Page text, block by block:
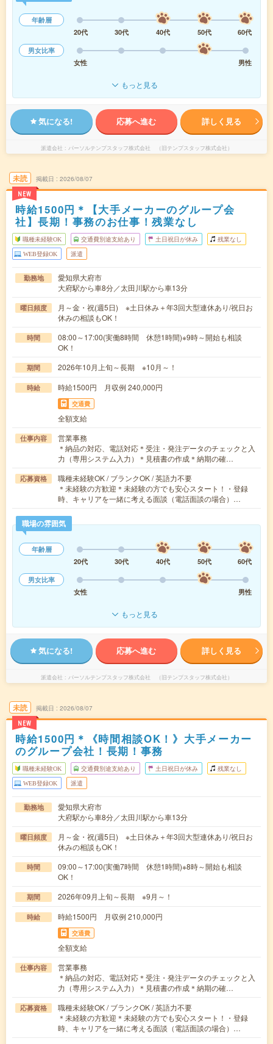
年齢層
20代
30代 40代 50代
60代
男女比率
女性
男性
もっと見る
気になる! 応募へ進む 詳しく見る
派遣会社 パーソルテンプスタッフ株式会社 （旧テンプスタッフ株式会社）
未読
NEW
掲載日 2026/08/07
時給1500円＊【大手メーカーのグループ会
社】長期！事務のお仕事！残業なし
職種未経験OK 交通費別途支給あり 土日祝日が休み 残業なし
WEB登録OK 派遣
勤務地
愛知県大府市
大府駅から車8分／太田川駅から車13分
曜日頻度
月～金・祝(週5日) ※土日休み＋年3回大型連休あり/祝日お
休みの相談もOK！
時間
08:00～17:00(実働8時間 休憩1時間)※9時～開始も相談
OK！
期間 2026年10月上旬～長期 ※10月～！
時給 時給1500円 月収例 240,000円
交通費
全額支給
仕事内容
営業事務
＊納品の対応、電話対応＊受注・発注データのチェックと入
力（専用システム入力）＊見積書の作成＊納期の確…
応募資格
職種未経験OK / ブランクOK / 英語力不要
＊未経験の方歓迎＊未経験の方でも安心スタート！・登録
時、キャリアを一緒に考える面談（電話面談の場合）…
職場の雰囲気
年齢層
20代
30代 40代 50代
60代
男女比率
女性
男性
もっと見る
気になる! 応募へ進む 詳しく見る
派遣会社 パーソルテンプスタッフ株式会社 （旧テンプスタッフ株式会社）
未読
NEW
掲載日 2026/08/07
時給1500円＊《時間相談OK！》大手メーカー
のグループ会社！長期！事務
職種未経験OK 交通費別途支給あり 土日祝日が休み 残業なし
WEB登録OK 派遣
勤務地
愛知県大府市
大府駅から車8分／太田川駅から車13分
曜日頻度
月～金・祝(週5日) ※土日休み＋年3回大型連休あり/祝日お
休みの相談もOK！
時間
09:00～17:00(実働7時間 休憩1時間)※8時～開始も相談
OK！
期間 2026年09月上旬～長期 ※9月～！
時給 時給1500円 月収例 210,000円
交通費
全額支給
仕事内容
営業事務
＊納品の対応、電話対応＊受注・発注データのチェックと入
力（専用システム入力）＊見積書の作成＊納期の確…
応募資格
職種未経験OK / ブランクOK / 英語力不要
＊未経験の方歓迎＊未経験の方でも安心スタート！・登録
時、キャリアを一緒に考える面談（電話面談の場合）…